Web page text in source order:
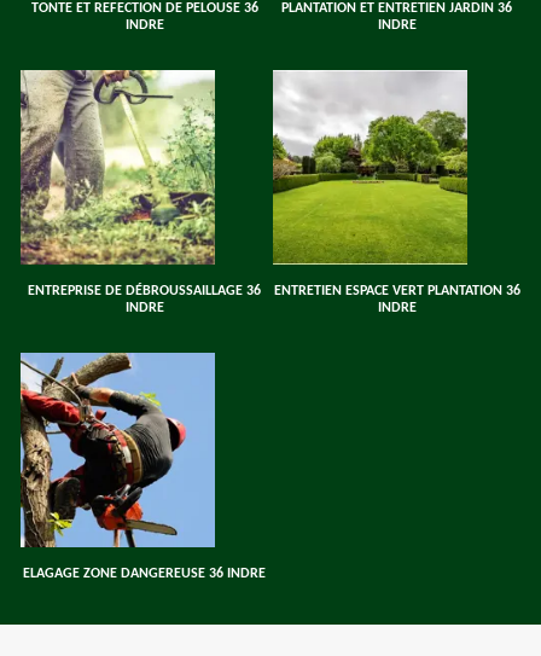
TONTE ET REFECTION DE PELOUSE 36
INDRE
PLANTATION ET ENTRETIEN JARDIN 36
INDRE
ENTREPRISE DE DÉBROUSSAILLAGE 36
INDRE
ENTRETIEN ESPACE VERT PLANTATION 36
INDRE
ELAGAGE ZONE DANGEREUSE 36 INDRE